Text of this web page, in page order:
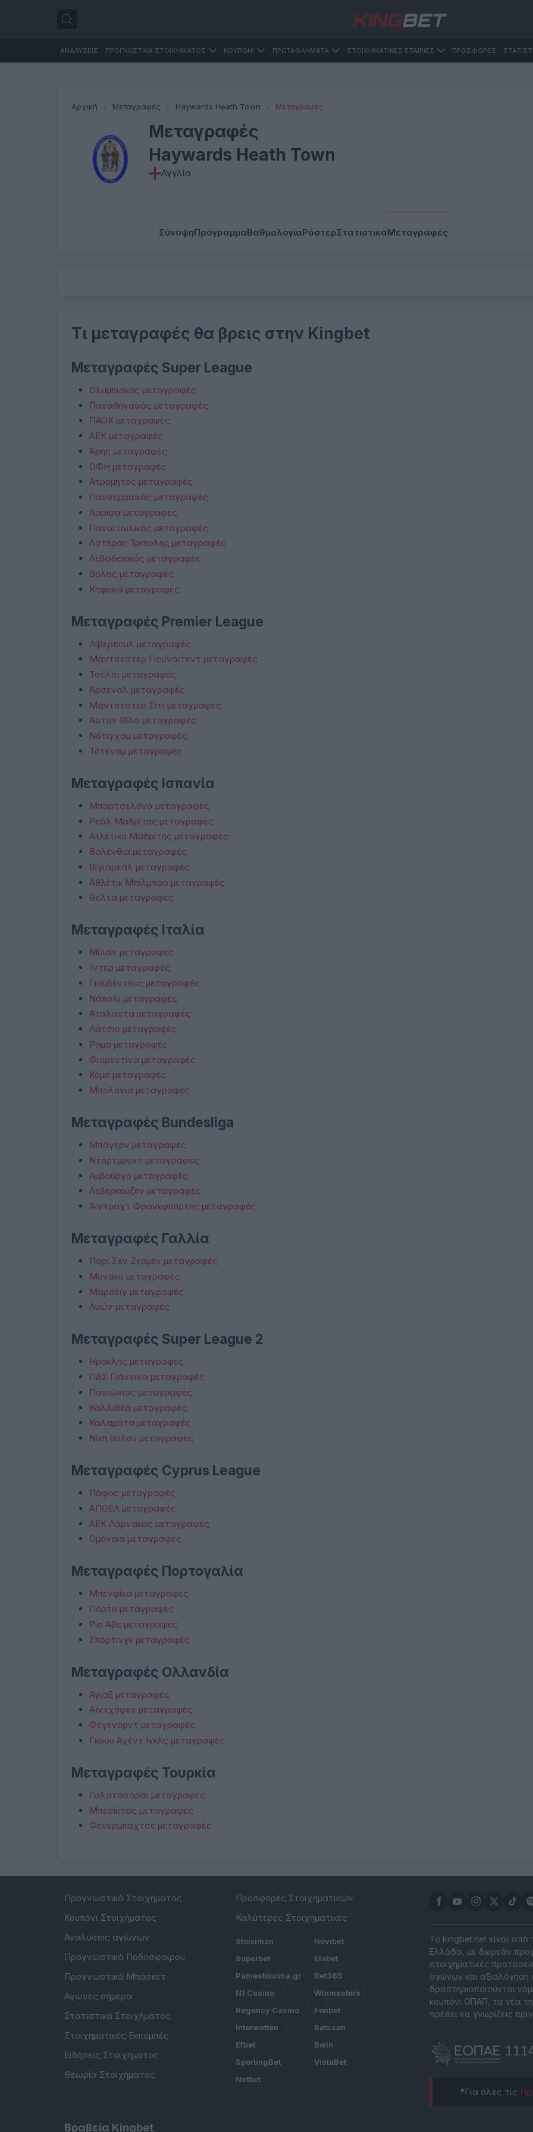
ΑΝΑΛΥΣΕΙΣ ΠΡΟΓΝΩΣΤΙΚΑ ΣΤΟΙΧΗΜΑΤΟΣ ΚΟΥΠΟΝΙ ΠΡΩΤΑΘΛΗΜΑΤΑ ΣΤΟΙΧΗΜΑΤΙΚΕΣ ΕΤΑΙΡΙΕΣ ΠΡΟΣΦΟΡΕΣ
Αρχική Μεταγραφές Haywards Heath Town Μεταγραφές
Μεταγραφές
Haywards Heath Town
Αγγλία
ΣύνοψηΠρόγραμμαΒαθμολογίαΡόστερΣτατιστικάΜεταγραφές
Τι μεταγραφές θα βρεις στην Kingbet
Μεταγραφές Super League
Ολυμπιακός μεταγραφές
Παναθηναϊκός μεταγραφές
ΠΑΟΚ μεταγραφές
ΑΕΚ μεταγραφές
Άρης μεταγραφές
ΟΦΗ μεταγραφές
Ατρόμητος μεταγραφές
Πανσερραϊκός μεταγραφές
Λάρισα μεταγραφές
Παναιτωλικός μεταγραφές
Αστέρας Τρίπολης μεταγραφές
Λεβαδειακός μεταγραφές
Βόλος μεταγραφές
Κηφισιά μεταγραφές
Μεταγραφές Premier League
Λίβερπουλ μεταγραφές
Μάντσεστερ Γιουνάιτεντ μεταγραφές
Τσέλσι μεταγραφές
Άρσεναλ μεταγραφές
Μάντσεστερ Σίτι μεταγραφές
Άστον Βίλα μεταγραφές
Νότιγχαμ μεταγραφές
Τότεναμ μεταγραφές
Μεταγραφές Ισπανία
Μπαρτσελόνα μεταγραφές
Ρεάλ Μαδρίτης μεταγραφές
Ατλέτικο Μαδρίτης μεταγραφές
Βαλένθια μεταγραφές
Βιγιαρεάλ μεταγραφές
Αθλέτικ Μπιλμπάο μεταγραφές
Θέλτα μεταγραφές
Μεταγραφές Ιταλία
Μίλαν μεταγραφές
Ίντερ μεταγραφές
Γιουβέντους μεταγραφές
Νάπολι μεταγραφές
Αταλάντα μεταγραφές
Λάτσιο μεταγραφές
Ρόμα μεταγραφές
Φιορεντίνα μεταγραφές
Κόμο μεταγραφές
Μπολόνια μεταγραφές
Μεταγραφές Bundesliga
Μπάγερν μεταγραφές
Ντόρτμουντ μεταγραφές
Αμβούργο μεταγραφές
Λεβερκούζεν μεταγραφές
Άιντραχτ Φρανκφούρτης μεταγραφές
Μεταγραφές Γαλλία
Παρί Σεν Ζερμέν μεταγραφές
Μονακό μεταγραφές
Μαρσέιγ μεταγραφές
Λυών μεταγραφές
Μεταγραφές Super League 2
Ηρακλής μεταγραφές
ΠΑΣ Γιάννινα μεταγραφές
Πανιώνιος μεταγραφές
Καλλιθέα μεταγραφές
Καλαμάτα μεταγραφές
Νίκη Βόλου μεταγραφές
Μεταγραφές Cyprus League
Πάφος μεταγραφές
ΑΠΟΕΛ μεταγραφές
ΑΕΚ Λάρνακας μεταγραφές
Ομόνοια μεταγραφές
Μεταγραφές Πορτογαλία
Μπενφίκα μεταγραφές
Πόρτο μεταγραφές
Ρίο Άβε μεταγραφές
Σπόρτινγκ μεταγραφές
Μεταγραφές Ολλανδία
Άγιαξ μεταγραφές
Αϊντχόφεν μεταγραφές
Φέγενορντ μεταγραφές
Γκόου Αχέντ Ιγκλς μεταγραφές
Μεταγραφές Τουρκία
Γαλατασαράι μεταγραφές
Μπεσίκτας μεταγραφές
Φενέρμπαχτσε μεταγραφές
Προγνωστικά Στοιχήματος
Κουπόνι Στοιχήματος
Αναλύσεις αγώνων
Προγνωστικά Ποδοσφαίρου
Προγνωστικά Μπάσκετ
Αγώνες σήμερα
Στατιστικά Στοιχήματος
Στοιχηματικές Εκπομπές
Ειδήσεις Στοιχήματος
Θεωρία Στοιχήματος
Προσφορές Στοιχηματικών
Καλύτερες Στοιχηματικές
Stoiximan
Novibet
Superbet
Elabet
Pamestoixima.gr
Bet365
N1 Casino
Winmasters
Regency Casino
Fonbet
Interwetten
Betsson
Efbet
Bwin
SportingBet
VistaBet
Netbet
Το kingbet.net είναι από
Ελλάδα, με δωρεάν
στοιχηματικές
αγώνων και αξιολόγηση
δραστηριοποιούνται
κουπόνι ΟΠΑΠ, τα νέα
πρέπει να γνωρίζεις
*Για όλες τις
Βραβεία Kingbet